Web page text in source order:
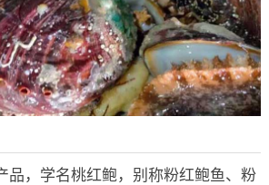
品，学名桃红鲍，别称粉红鲍鱼、粉